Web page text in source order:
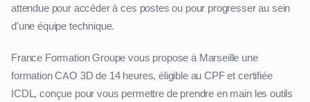
attendue pour accéder à ces postes ou pour progresser au sein
d'une équipe technique.
France Formation Groupe vous propose à Marseille une
formation CAO 3D de 14 heures, éligible au CPF et certifiée
ICDL, conçue pour vous permettre de prendre en main les outils